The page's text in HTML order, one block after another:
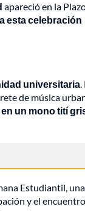
apareció en la
esta celebración
universitaria.
de música
un mono tití
Estudiantil, una
y el